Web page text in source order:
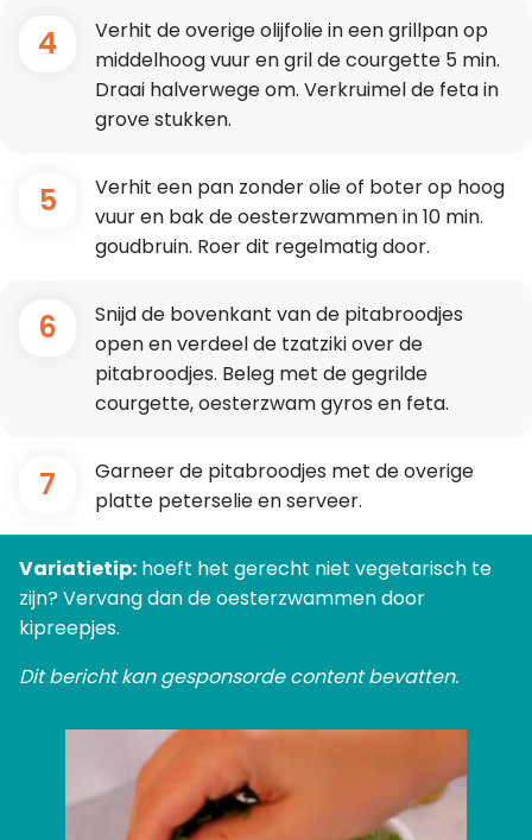
4
Verhit de overige olijfolie in een grillpan op
middelhoog vuur en gril de courgette 5 min.
Draai halverwege om. Verkruimel de feta in
grove stukken.
5
Verhit een pan zonder olie of boter op hoog
vuur en bak de oesterzwammen in 10 min.
goudbruin. Roer dit regelmatig door.
6
Snijd de bovenkant van de pitabroodjes
open en verdeel de tzatziki over de
pitabroodjes. Beleg met de gegrilde
courgette, oesterzwam gyros en feta.
7
Garneer de pitabroodjes met de overige
platte peterselie en serveer.
Variatietip: hoeft het gerecht niet vegetarisch te
zijn? Vervang dan de oesterzwammen door
kipreepjes.
Dit bericht kan gesponsorde content bevatten.